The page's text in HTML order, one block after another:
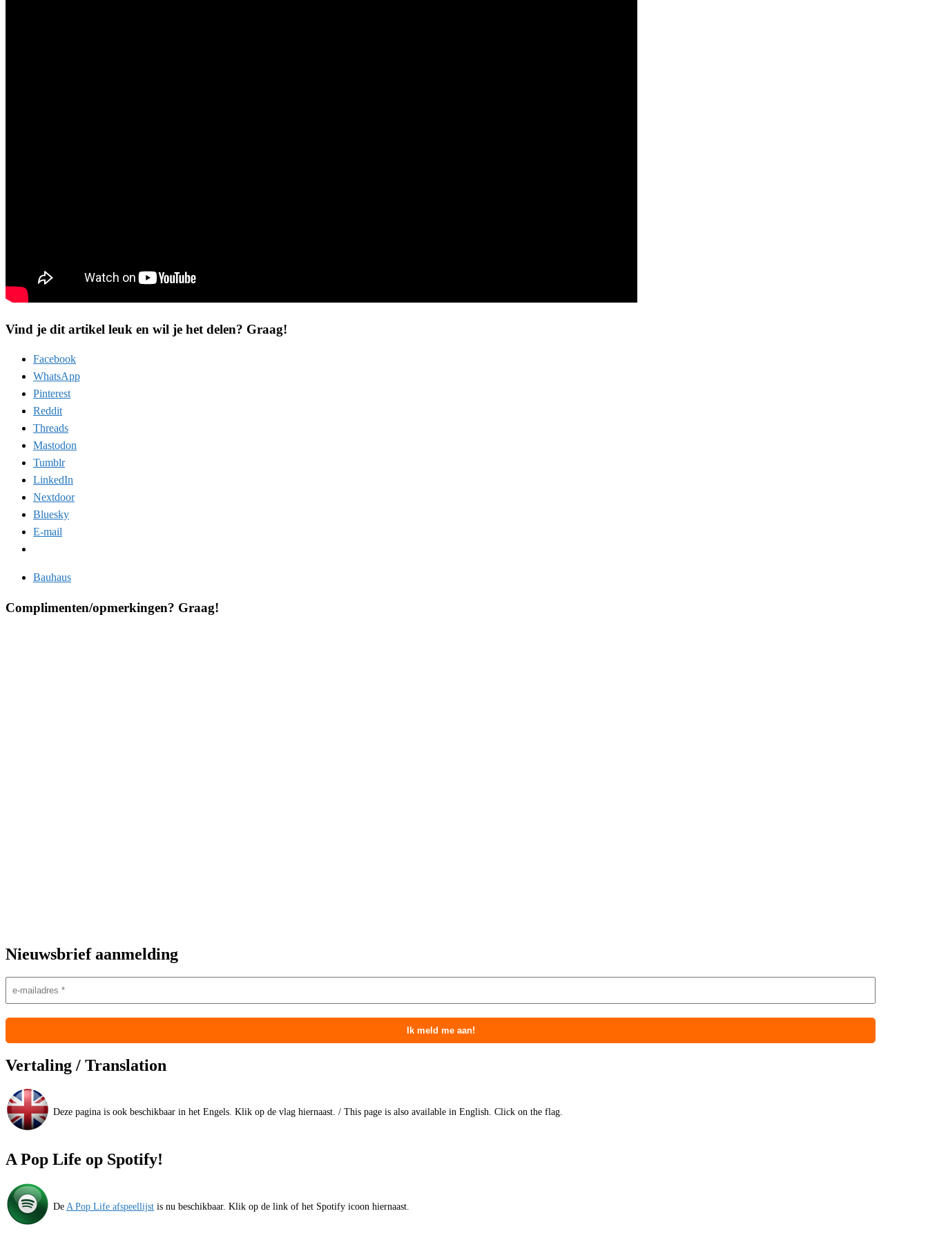
Vind je dit artikel leuk en wil je het delen? Graag!
Facebook
WhatsApp
Pinterest
Reddit
Threads
Mastodon
Tumblr
LinkedIn
Nextdoor
Bluesky
E-mail
Bauhaus
Complimenten/opmerkingen? Graag!
Nieuwsbrief aanmelding
Vertaling / Translation
Deze pagina is ook beschikbaar in het Engels. Klik op de vlag hiernaast. / This page is also available in English. Click on the flag.
A Pop Life op Spotify!
De A Pop Life afspeellijst is nu beschikbaar. Klik op de link of het Spotify icoon hiernaast.